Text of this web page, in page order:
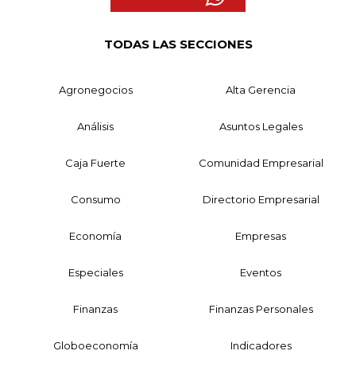
TODAS LAS SECCIONES
Agronegocios Alta Gerencia
Análisis Asuntos Legales
Caja Fuerte Comunidad Empresarial
Consumo Directorio Empresarial
Economía Empresas
Especiales Eventos
Finanzas Finanzas Personales
Globoeconomía Indicadores